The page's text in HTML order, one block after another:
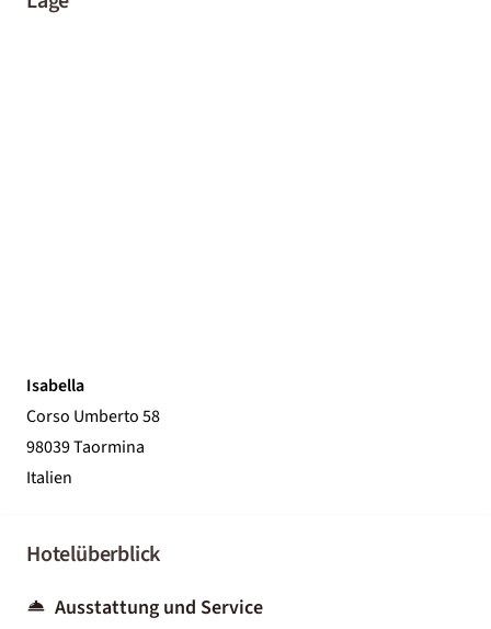
Isabella
Corso Umberto 58
98039 Taormina
Italien
Hotelüberblick
Ausstattung und Service